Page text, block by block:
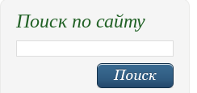
Поиск по сайту